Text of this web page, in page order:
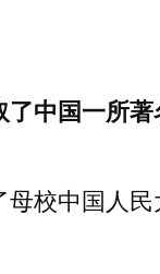
中国一所
校中国人